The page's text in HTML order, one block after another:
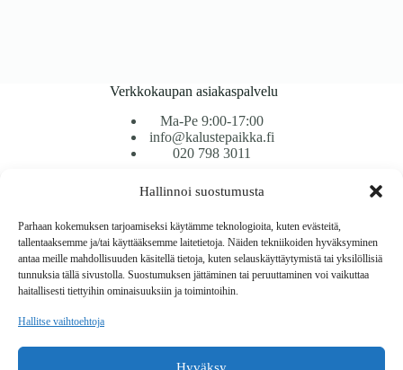
Hallinnoi suostumusta
Parhaan kokemuksen tarjoamiseksi käytämme teknologioita, kuten evästeitä,
tallentaaksemme ja/tai käyttääksemme laitetietoja. Näiden tekniikoiden hyväksyminen
antaa meille mahdollisuuden käsitellä tietoja, kuten selauskäyttäytymistä tai yksilöllisiä
tunnuksia tällä sivustolla. Suostumuksen jättäminen tai peruuttaminen voi vaikuttaa
haitallisesti tiettyihin ominaisuuksiin ja toimintoihin.
Hallitse vaihtoehtoja
Hyväksy
Verkkokaupan asiakaspalvelu
Ma-Pe 9:00-17:00
info@kalustepaikka.fi
020 798 3011
Tavarantoimitus / Maksutavat
Toimitustavat
Maksutavat
Vaihto ja palautus
Reklamaatiot